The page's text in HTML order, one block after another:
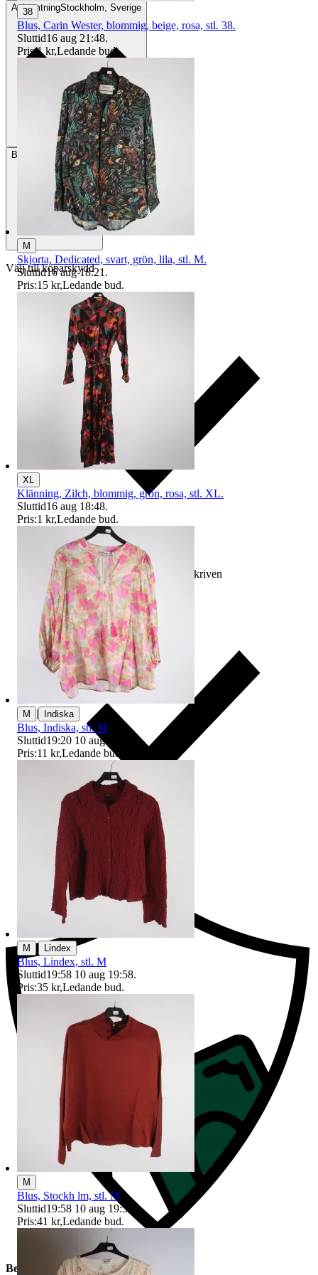
AvhämtningStockholm, Sverige
Betalning Via Tradera
Välj till köparskydd
Ersättning om varan inte är som beskriven
Ersättning om du inte får din vara
Beskrivning
38
Blus, Carin Wester, blommig, beige, rosa, stl. 38.
Sluttid16 aug 21:48.
Pris:1 kr,Ledande bud.
M
Skjorta, Dedicated, svart, grön, lila, stl. M.
Sluttid16 aug 18:21 .
Pris:15 kr,Ledande bud.
XL
Klänning, Zilch, blommig, grön, rosa, stl. XL.
Sluttid16 aug 18:48.
Pris:1 kr,Ledande bud.
M | Indiska
Blus, Indiska, stl. M
Sluttid19:20 10 aug 19:20
Pris:11 kr,Ledande bud
M | Lindex
Blus, Lindex, stl. M
Sluttid19:58 10 aug 19:58.
Pris:35 kr,Ledande bud.
M
Blus, Stockh lm, stl. M
Sluttid19:58 10 aug 19:58
Pris:41 kr,Ledande bud.